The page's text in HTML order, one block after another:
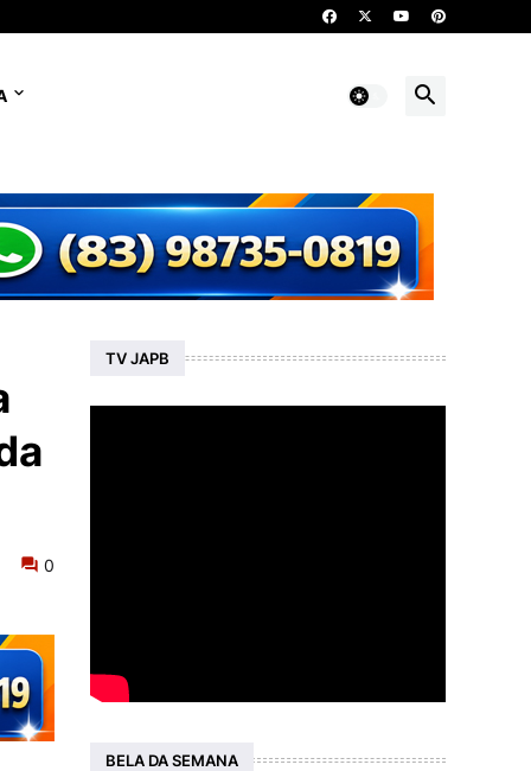
0
TV JAPB
BELA DA SEMANA